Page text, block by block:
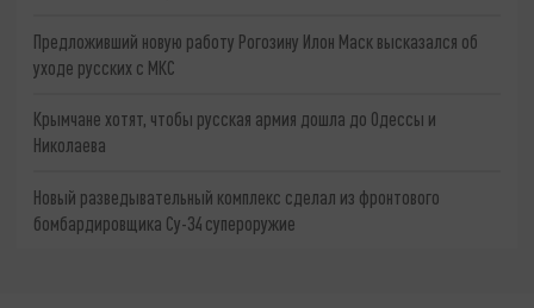
Предложивший новую работу Рогозину Илон Маск высказался об
уходе русских с МКС
Крымчане хотят, чтобы русская армия дошла до Одессы и
Николаева
Новый разведывательный комплекс сделал из фронтового
бомбардировщика Су-34 супероружие